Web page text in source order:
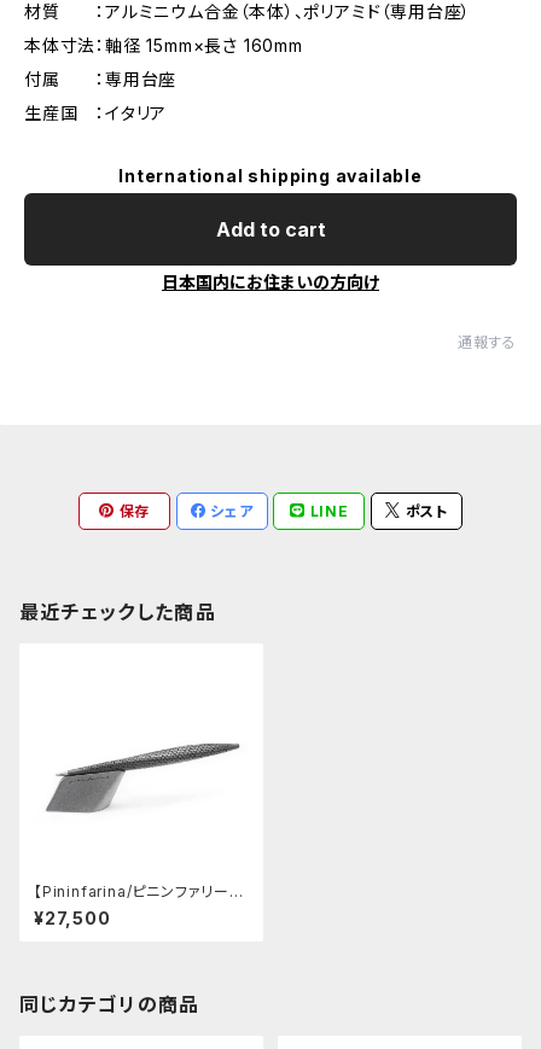
材質 ：アルミニウム合金（本体）、ポリアミド（専用台座）
本体寸法：軸径 15mm×長さ 160mm
付属 ：専用台座
生産国 ：イタリア
International shipping available
Add to cart
日本国内にお住まいの方向け
通報する
保存 シェア LINE ポスト
最近チェックした商品
【Pininfarina/ピニンファリー
ナ】Speedform (チタン)
¥27,500
同じカテゴリの商品